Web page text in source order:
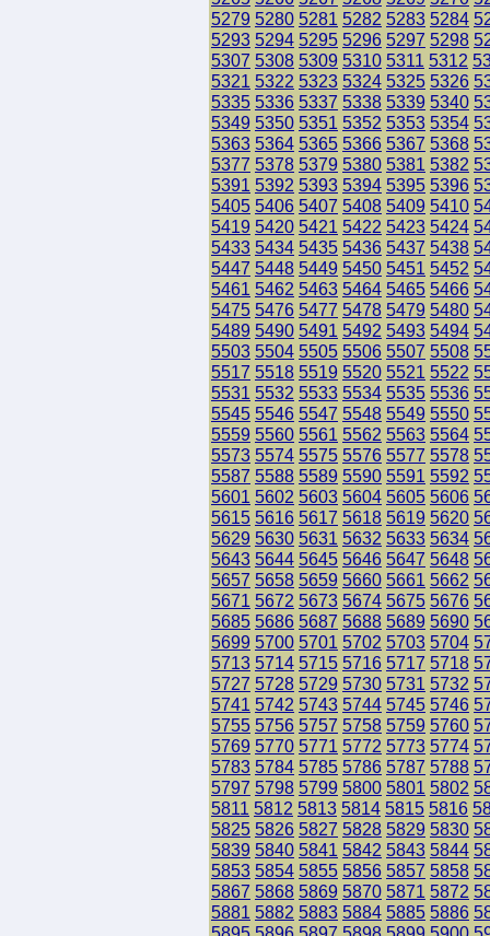
5279 5280 5281 5282 5283 5284
5293 5294 5295 5296 5297 5298
5307 5308 5309 5310 5311 5312
5321 5322 5323 5324 5325 5326
5335 5336 5337 5338 5339 5340
5349 5350 5351 5352 5353 5354
5363 5364 5365 5366 5367 5368
5377 5378 5379 5380 5381 5382
5391 5392 5393 5394 5395 5396
5405 5406 5407 5408 5409 5410
5419 5420 5421 5422 5423 5424
5433 5434 5435 5436 5437 5438
5447 5448 5449 5450 5451 5452
5461 5462 5463 5464 5465 5466
5475 5476 5477 5478 5479 5480
5489 5490 5491 5492 5493 5494
5503 5504 5505 5506 5507 5508
5517 5518 5519 5520 5521 5522
5531 5532 5533 5534 5535 5536
5545 5546 5547 5548 5549 5550
5559 5560 5561 5562 5563 5564
5573 5574 5575 5576 5577 5578
5587 5588 5589 5590 5591 5592
5601 5602 5603 5604 5605 5606
5615 5616 5617 5618 5619 5620
5629 5630 5631 5632 5633 5634
5643 5644 5645 5646 5647 5648
5657 5658 5659 5660 5661 5662
5671 5672 5673 5674 5675 5676
5685 5686 5687 5688 5689 5690
5699 5700 5701 5702 5703 5704
5713 5714 5715 5716 5717 5718
5727 5728 5729 5730 5731 5732
5741 5742 5743 5744 5745 5746
5755 5756 5757 5758 5759 5760
5769 5770 5771 5772 5773 5774
5783 5784 5785 5786 5787 5788
5797 5798 5799 5800 5801 5802
5811 5812 5813 5814 5815 5816
5825 5826 5827 5828 5829 5830
5839 5840 5841 5842 5843 5844
5853 5854 5855 5856 5857 5858
5867 5868 5869 5870 5871 5872
5881 5882 5883 5884 5885 5886